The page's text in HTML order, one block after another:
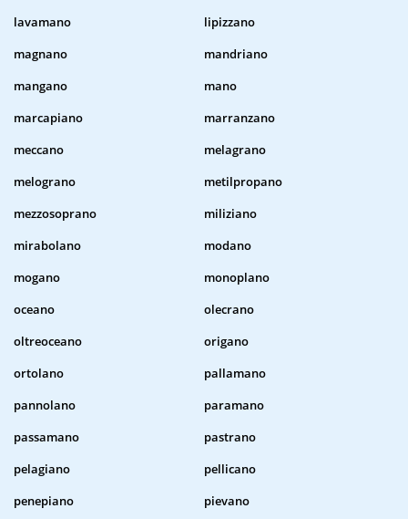
lavamano
lipizzano
magnano
mandriano
mangano
mano
marcapiano
marranzano
meccano
melagrano
melograno
metilpropano
mezzosoprano
miliziano
mirabolano
modano
mogano
monoplano
oceano
olecrano
oltreoceano
origano
ortolano
pallamano
pannolano
paramano
passamano
pastrano
pelagiano
pellicano
penepiano
pievano